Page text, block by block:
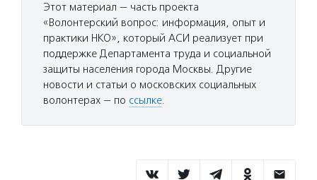
Этот материал — часть проекта
«Волонтерский вопрос: информация, опыт и
практики НКО», который АСИ реализует при
поддержке Департамента труда и социальной
защиты населения города Москвы. Другие
новости и статьи о московских социальных
волонтерах — по ссылке.